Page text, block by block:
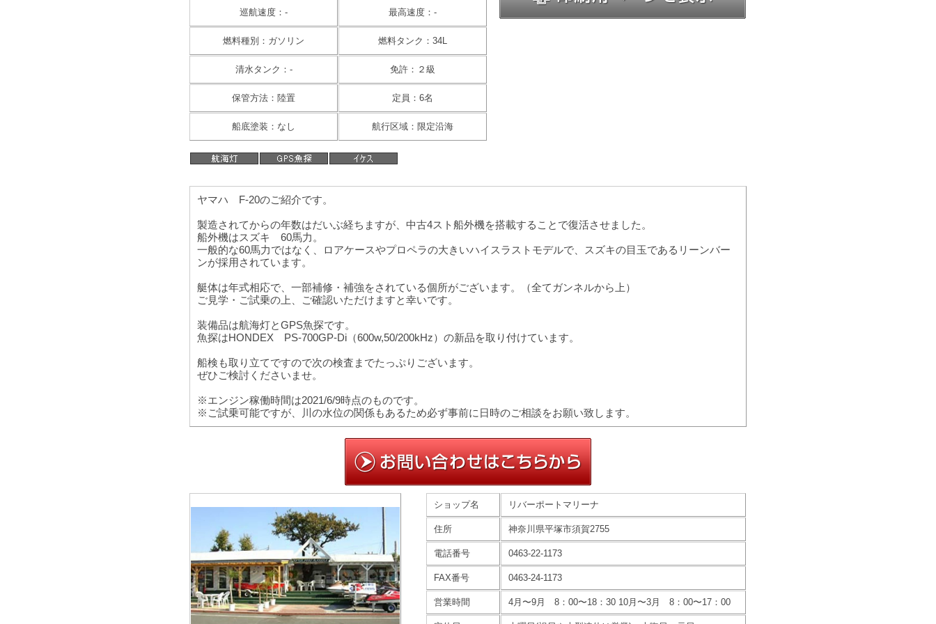
巡航速度：- 最高速度：-
燃料種別：ガソリン 燃料タンク：34L
清水タンク：- 免許：２級
保管方法：陸置 定員：6名
船底塗装：なし 航行区域：限定沿海
ヤマハ F-20のご紹介です。
製造されてからの年数はだいぶ経ちますが、中古4スト船外機を搭載することで復活させました。
船外機はスズキ 60馬力。
一般的な60馬力ではなく、ロアケースやプロペラの大きいハイスラストモデルで、スズキの目玉であるリーンバー
ンが採用されています。
艇体は年式相応で、一部補修・補強をされている個所がございます。（全てガンネルから上）
ご見学・ご試乗の上、ご確認いただけますと幸いです。
装備品は航海灯とGPS魚探です。
魚探はHONDEX PS-700GP-Di（600w,50/200kHz）の新品を取り付けています。
船検も取り立てですので次の検査までたっぷりございます。
ぜひご検討くださいませ。
※エンジン稼働時間は2021/6/9時点のものです。
※ご試乗可能ですが、川の水位の関係もあるため必ず事前に日時のご相談をお願い致します。
ショップ名 リバーポートマリーナ
住所 神奈川県平塚市須賀2755
電話番号 0463-22-1173
FAX番号 0463-24-1173
営業時間 4月〜9月 8：00〜18：30 10月〜3月 8：00〜17：00